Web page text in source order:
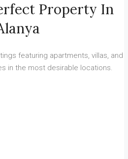
Property In
featuring apartments, villas, and
in the most desirable locations.